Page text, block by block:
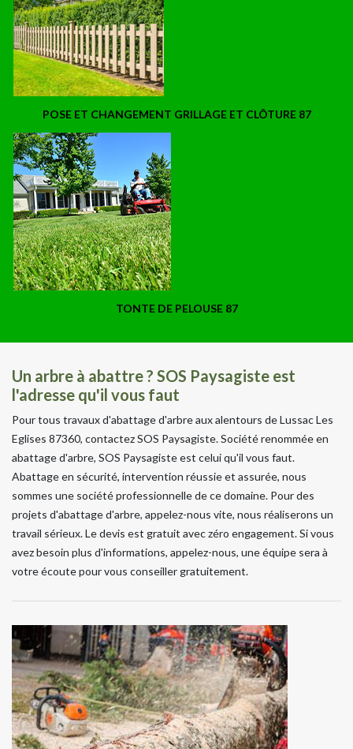
POSE ET CHANGEMENT GRILLAGE ET CLÔTURE 87
TONTE DE PELOUSE 87
Un arbre à abattre ? SOS Paysagiste est
l'adresse qu'il vous faut
Pour tous travaux d'abattage d'arbre aux alentours de Lussac Les
Eglises 87360, contactez SOS Paysagiste. Société renommée en
abattage d'arbre, SOS Paysagiste est celui qu'il vous faut.
Abattage en sécurité, intervention réussie et assurée, nous
sommes une société professionnelle de ce domaine. Pour des
projets d'abattage d'arbre, appelez-nous vite, nous réaliserons un
travail sérieux. Le devis est gratuit avec zéro engagement. Si vous
avez besoin plus d'informations, appelez-nous, une équipe sera à
votre écoute pour vous conseiller gratuitement.